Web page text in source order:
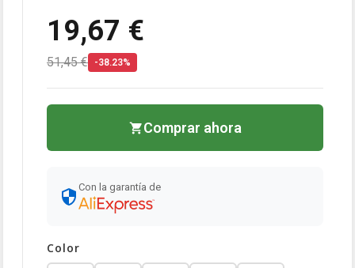
19,67 €
51,45 € -38.23%
Comprar ahora
Con la garantía de
Color